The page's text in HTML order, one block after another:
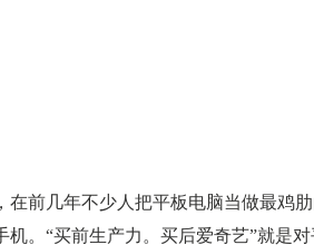
在前几年不少人把平板电脑当做最鸡
机。“买前生产力。买后爱奇艺”就是